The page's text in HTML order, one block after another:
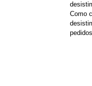
Como